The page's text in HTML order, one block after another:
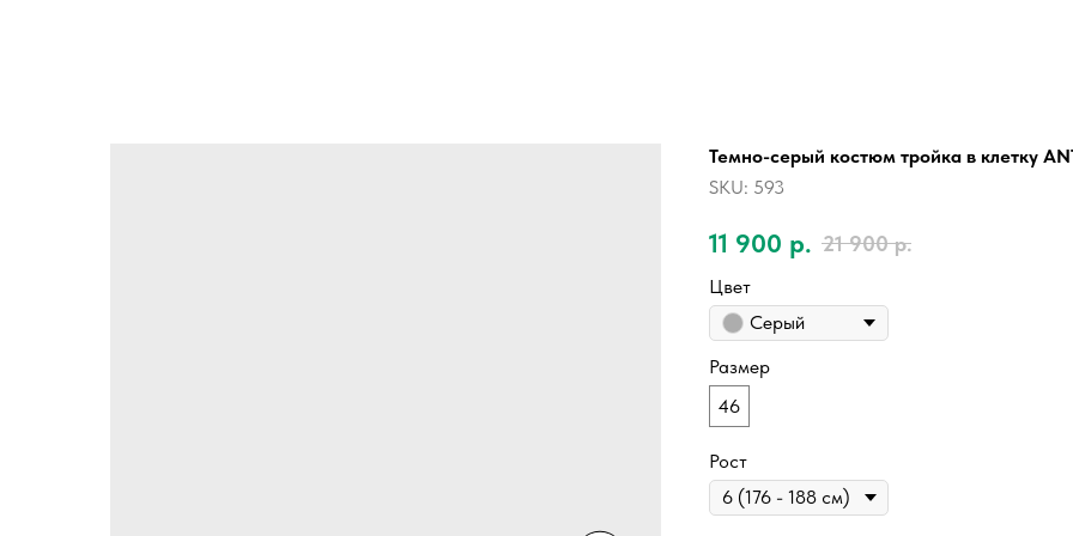
Темно-серый костюм тройка в клетку
SKU: 593
11 900 р. 21 900 р.
Цвет
Серый
Размер
46
Рост